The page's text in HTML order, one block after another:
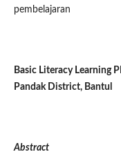
pembelajaran
Basic Literacy Learning
Pandak District, Bantul
Abstract